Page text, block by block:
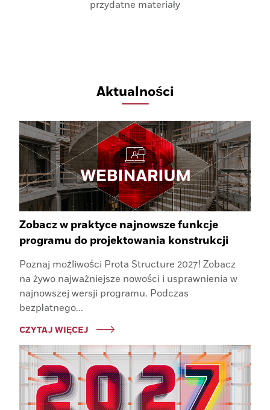
przydatne materiały
Aktualności
Zobacz w praktyce najnowsze funkcje
programu do projektowania konstrukcji
Poznaj możliwości Prota Structure 2027! Zobacz
na żywo najważniejsze nowości i usprawnienia w
najnowszej wersji programu. Podczas
bezpłatnego...
CZYTAJ WIĘCEJ